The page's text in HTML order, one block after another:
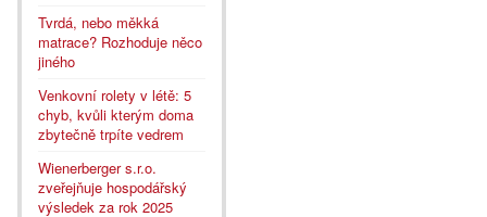
Tvrdá, nebo měkká
matrace? Rozhoduje něco
jiného
Venkovní rolety v létě: 5
chyb, kvůli kterým doma
zbytečně trpíte vedrem
Wienerberger s.r.o.
zveřejňuje hospodářský
výsledek za rok 2025